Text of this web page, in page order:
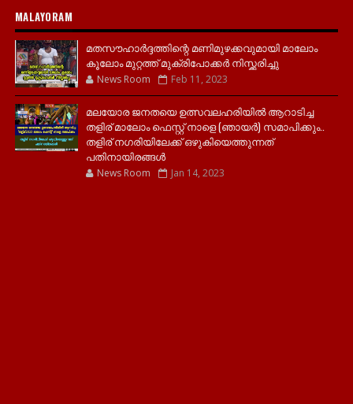
MALAYORAM
മതസൗഹാർദ്ദത്തിന്റെ മണിമുഴക്കവുമായി മാലോം
കൂലോം മുറ്റത്ത് മുക്രിപോക്കർ നിസ്ക്കരിച്ചു
News Room Feb 11, 2023
മലയോര ജനതയെ ഉത്സവലഹരിയിൽ ആറാടിച്ച
തളിര് മാലോം ഫെസ്റ്റ് നാളെ (ഞായർ) സമാപിക്കും..
തളിര് നഗരിയിലേക്ക് ഒഴുകിയെത്തുന്നത്
പതിനായിരങ്ങൾ
News Room Jan 14, 2023